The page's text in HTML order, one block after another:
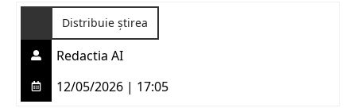
Distribuie știrea
Redactia AI
12/05/2026 | 17:05